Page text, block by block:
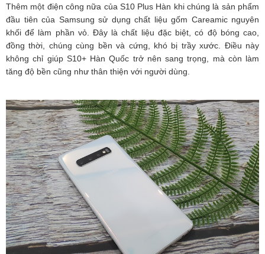
Thêm một điện công nữa của S10 Plus Hàn khi chúng là sản phẩm
đầu tiên của Samsung sử dụng chất liệu gốm Careamic nguyên
khối để làm phần vỏ. Đây là chất liệu đặc biệt, có độ bóng cao,
đồng thời, chúng cùng bền và cứng, khó bị trầy xước. Điều này
không chỉ giúp S10+ Hàn Quốc trở nên sang trọng, mà còn làm
tăng độ bền cũng như thân thiện với người dùng.